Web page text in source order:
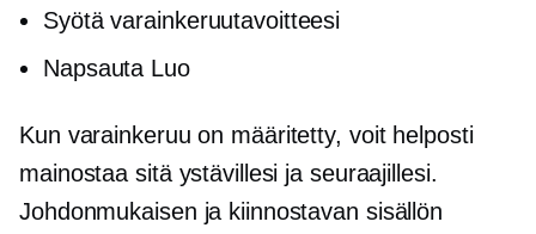
Syötä varainkeruutavoitteesi
Napsauta Luo
Kun varainkeruu on määritetty, voit helposti
mainostaa sitä ystävillesi ja seuraajillesi.
Johdonmukaisen ja kiinnostavan sisällön